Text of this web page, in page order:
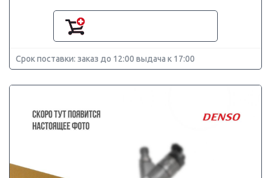
Срок поставки: заказ до 12:00 выдача к 17:00